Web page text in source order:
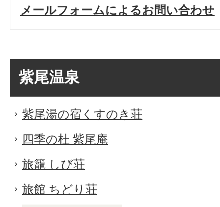
メールフォームによるお問い合わせ
紫尾温泉
紫尾湯の宿くすのき荘
四季の杜 紫尾庵
旅籠 しび荘
旅館 ちどり荘